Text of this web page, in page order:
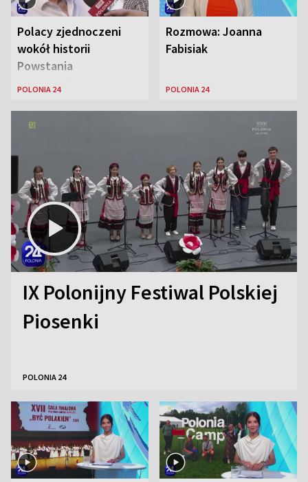
Polacy zjednoczeni
wokół historii
Powstania
Warszawskiego
POLONIA 24
Rozmowa: Joanna
Fabisiak
POLONIA 24
IX Polonijny Festiwal Polskiej
Piosenki
POLONIA 24